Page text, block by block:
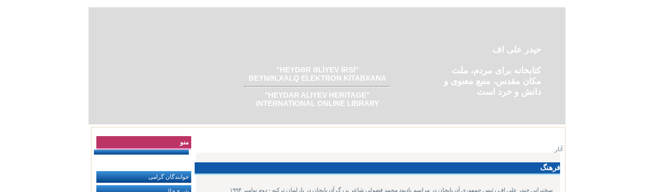
"HEYDƏR ƏLİYEV İRSİ"
BEYNƏLXALQ ELEKTRON KİTABXANA
"HEYDAR ALIYEV HERITAGE"
INTERNATIONAL ONLINE LIBRARY
حیدر علی اف
کتابخانه برای مردم، ملت
مکان مقدس، منبع معنوی و
دانش و خرد است
منو
خوانندگان گرامی
آثار
فرهنگ
سخنرانی حیدر علی اف رئیس جمهوری آذربایجان در مراسم یادبود محمد فضولی شاعر بزرگ آذربایجان در پارلمان ترکیه - دوم نوامبر ١۹۹۴